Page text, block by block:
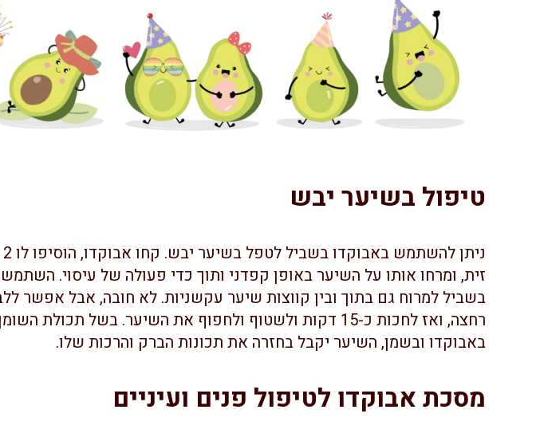
טיפול בשיער יבש
זית, ומרחו אותו על השיער באופן קפדני ותוך כדי פעולה של עיסוי.
בשביל למרוח גם בתוך ובין קווצות שיער עקשניות. לא חובה, אבל אפשר
רחצה, ואז לחכות כ-15 דקות ולשטוף ולחפוף את השיער. בשל תכולת
באבוקדו ובשמן, השיער יקבל בחזרה את תכונות הברק והרכות שלו.
מסכת אבוקדו לטיפול פנים ועיניים